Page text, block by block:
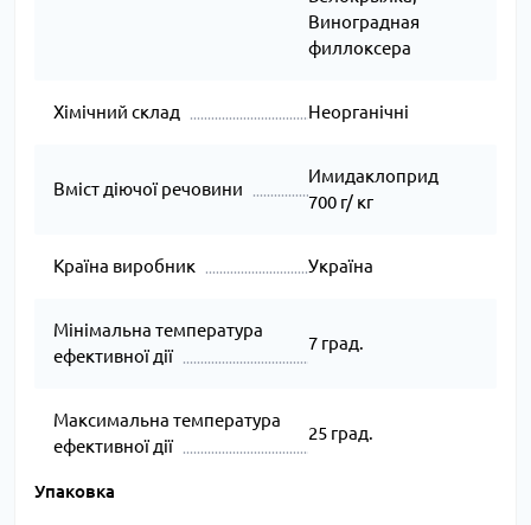
Виноградная
филлоксера
Хімічний склад Неорганічні
Вміст діючої речовини
Имидаклоприд
700 г/ кг
Країна виробник Україна
Мінімальна температура
ефективної дії
7 град.
Максимальна температура
ефективної дії
25 град.
Упаковка